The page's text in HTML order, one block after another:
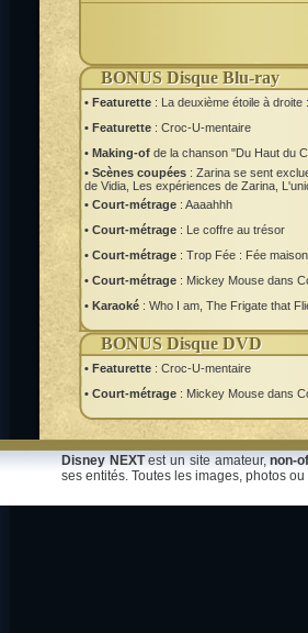
BONUS Disque Blu-ray
• Featurette : La deuxième étoile à droite
• Featurette : Croc-U-mentaire
• Making-of de la chanson "Du Haut du
• Scènes coupées: Zarina se sent
de Vidia, Les expériences de Zarina,
• Court-métrage : Aaaahhh
• Court-métrage : Le coffre au trésor
• Court-métrage : Trop Fée : Fée maison
• Court-métrage : Mickey Mouse dans
• Karaoké : Who I am, The Frigate that
BONUS Disque DVD
• Featurette : Croc-U-mentaire
• Court-métrage : Mickey Mouse dans
Disney NEXTest un site amateur,non-
ses entités. Toutes les images, photos